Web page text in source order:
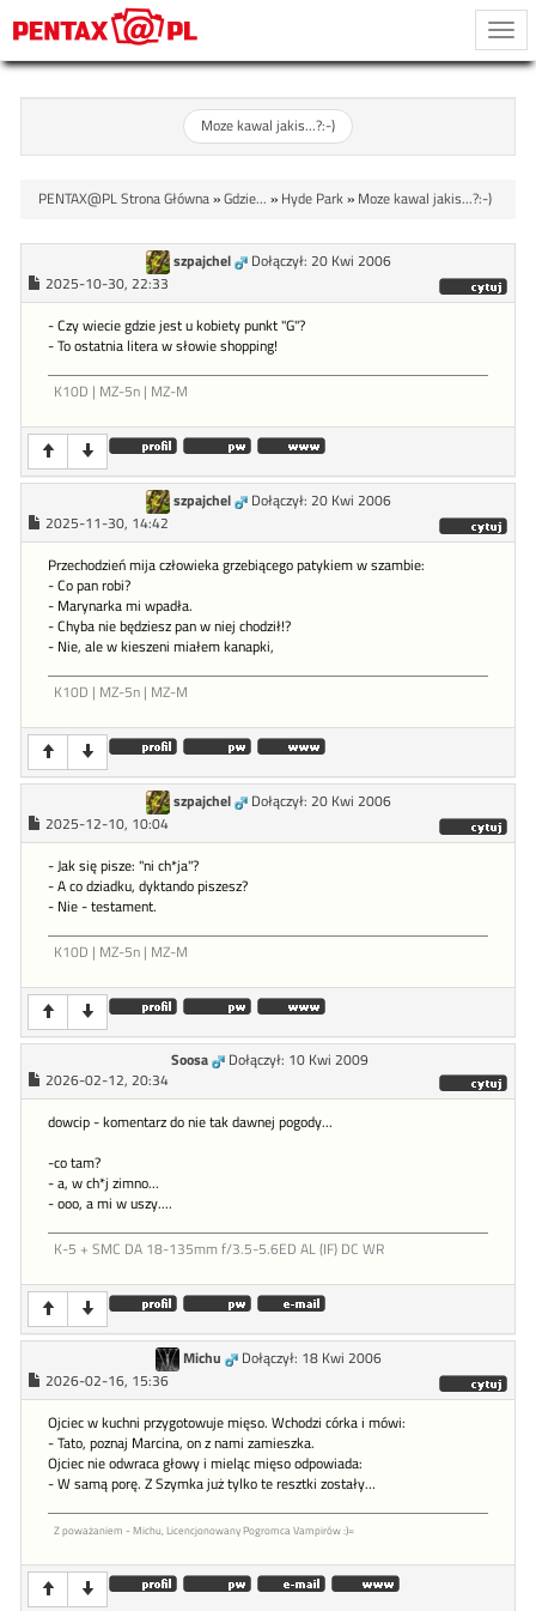
Moze kawal jakis...?:-)
PENTAX@PL Strona Główna»Gdzie... » Hyde Park» Moze kawal jakis...?:-)
szpajchel
Dołączył: 20 Kwi 2006
2025-10-30, 22:33
- Czy wiecie gdzie jest u kobiety punkt "G"?
- To ostatnia litera w słowie shopping!
K10D | MZ-5n | MZ-M
szpajchel
Dołączył: 20 Kwi 2006
2025-11-30, 14:42
Przechodzień mija człowieka grzebiącego patykiem w szambie:
- Co pan robi?
- Marynarka mi wpadła.
- Chyba nie będziesz pan w niej chodził!?
- Nie, ale w kieszeni miałem kanapki,
K10D | MZ-5n | MZ-M
szpajchel
Dołączył: 20 Kwi 2006
2025-12-10, 10:04
- Jak się pisze: "ni ch*ja"?
- A co dziadku, dyktando piszesz?
- Nie - testament.
K10D | MZ-5n | MZ-M
Soosa
Dołączył: 10 Kwi 2009
2026-02-12, 20:34
dowcip - komentarz do nie tak dawnej pogody...
-co tam?
- a, w ch*j zimno...
- ooo, a mi w uszy....
K-5 + SMC DA 18-135mm f/3.5-5.6ED AL (IF) DC WR
Michu
Dołączył: 18 Kwi 2006
2026-02-16, 15:36
Ojciec w kuchni przygotowuje mięso. Wchodzi córka i mówi:
- Tato, poznaj Marcina, on z nami zamieszka.
Ojciec nie odwraca głowy i mieląc mięso odpowiada:
- W samą porę. Z Szymka już tylko te resztki zostały...
Z poważaniem - Michu, Licencjonowany Pogromca Vampirów :)=